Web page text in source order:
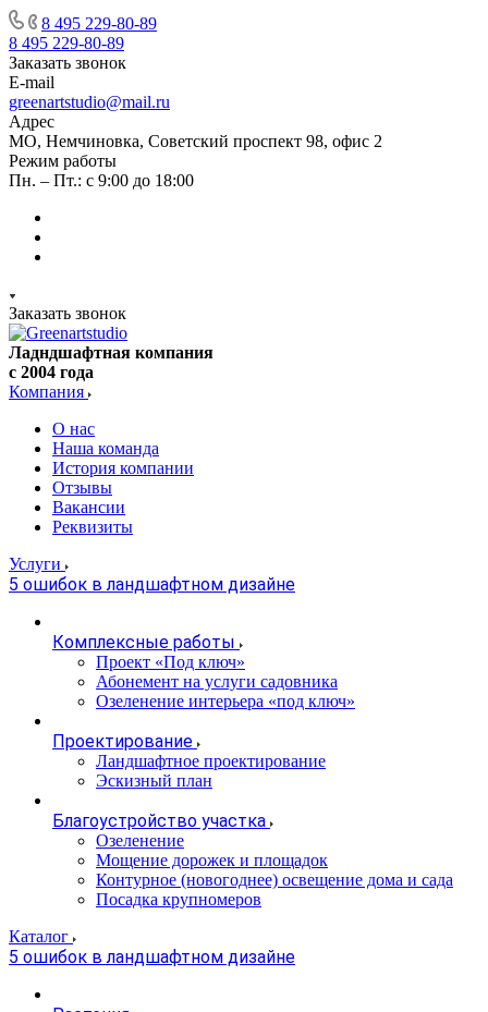
8 495 229-80-89
8 495 229-80-89
Заказать звонок
E-mail
greenartstudio@mail.ru
Адрес
МО, Немчиновка, Советский проспект 98, офис 2
Режим работы
Пн. – Пт.: с 9:00 до 18:00
Заказать звонок
Ладндшафтная компания
с 2004 года
Компания
О нас
Наша команда
История компании
Отзывы
Вакансии
Реквизиты
Услуги
5 ошибок в ландшафтном дизайне
Комплексные работы
Проект «Под ключ»
Абонемент на услуги садовника
Озеленение интерьера «под ключ»
Проектирование
Ландшафтное проектирование
Эскизный план
Благоустройство участка
Озеленение
Мощение дорожек и площадок
Контурное (новогоднее) освещение дома и сада
Посадка крупномеров
Каталог
5 ошибок в ландшафтном дизайне